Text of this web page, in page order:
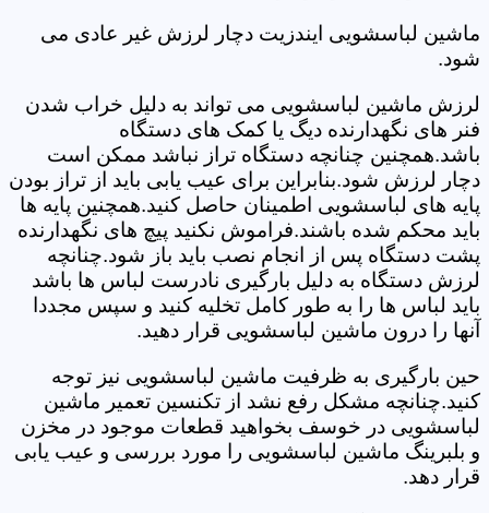
ماشین لباسشویی ایندزیت دچار لرزش غیر عادی می
شود.
لرزش ماشین لباسشویی می تواند به دلیل خراب شدن
فنر های نگهدارنده دیگ یا کمک های دستگاه
باشد.همچنین چنانچه دستگاه تراز نباشد ممکن است
دچار لرزش شود.بنابراین برای عیب یابی باید از تراز بودن
پایه های لباسشویی اطمینان حاصل کنید.همچنین پایه ها
باید محکم شده باشند.فراموش نکنید پیچ های نگهدارنده
پشت دستگاه پس از انجام نصب باید باز شود.چنانچه
لرزش دستگاه به دلیل بارگیری نادرست لباس ها باشد
باید لباس ها را به طور کامل تخلیه کنید و سپس مجددا
آنها را درون ماشین لباسشویی قرار دهید.
حین بارگیری به ظرفیت ماشین لباسشویی نیز توجه
کنید.چنانچه مشکل رفع نشد از تکنسین تعمیر ماشین
لباسشویی در خوسف بخواهید قطعات موجود در مخزن
و بلبرینگ ماشین لباسشویی را مورد بررسی و عیب یابی
قرار دهد.